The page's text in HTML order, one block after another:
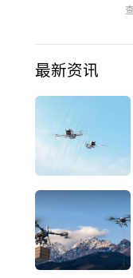
多款挂载 随机应变
龙鱼可搭配多款行
最新资讯